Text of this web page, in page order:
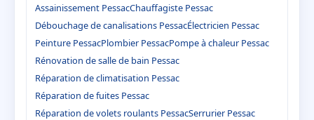
Assainissement PessacChauffagiste Pessac
Débouchage de canalisations PessacÉlectricien Pessac
Peinture PessacPlombier PessacPompe à chaleur Pessac
Rénovation de salle de bain Pessac
Réparation de climatisation Pessac
Réparation de fuites Pessac
Réparation de volets roulants PessacSerrurier Pessac